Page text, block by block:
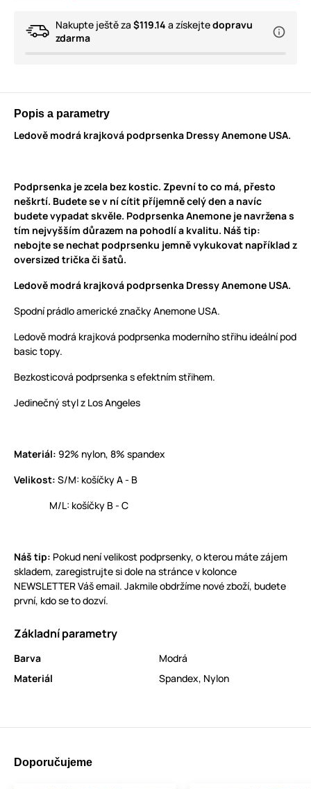
Nakupte ještě za $119.14 a získejtedopravu
zdarma
Popis a parametry
Ledově modrá krajková podprsenka Dressy Anemone USA.
Podprsenka je zcela bez kostic. Zpevní to co má, přesto
neškrtí. Budete se v ní cítit příjemně celý den a navíc
budete vypadat skvěle. Podprsenka Anemone je navržena s
tím nejvyšším důrazem na pohodlí a kvalitu. Náš tip:
nebojte se nechat podprsenku jemně vykukovat například z
oversized trička či šatů.
Ledově modrá krajková podprsenka Dressy Anemone USA.
Spodní prádlo americké značky Anemone USA.
Ledově modrá krajková podprsenka moderního střihu ideální pod
basic topy.
Bezkosticová podprsenka s efektním střihem.
Jedinečný styl z Los Angeles
Materiál: 92% nylon, 8% spandex
Velikost: S/M: košíčky A - B
M/L: košíčky B - C
Náš tip: Pokud není velikost podprsenky, o kterou máte zájem
skladem, zaregistrujte si dole na stránce v kolonce
NEWSLETTER Váš email. Jakmile obdržíme nové zboží, budete
první, kdo se to dozví.
Základní parametry
Barva
Modrá
Materiál
Spandex, Nylon
Doporučujeme